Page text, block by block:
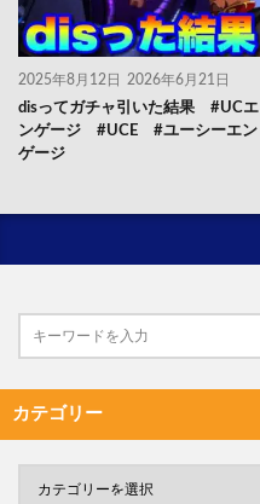
2025年8月12日 2026年6月21日
disってガチャ引いた結果 #UCエ
ンゲージ #UCE #ユーシーエン
ゲージ
カテゴリー